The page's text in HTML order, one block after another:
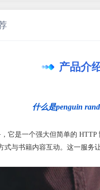
产品介
什么是penguin
它是一个强大但简单的
与书籍内容互动。这一服务